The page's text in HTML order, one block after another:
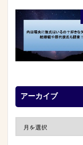
アーカイブ